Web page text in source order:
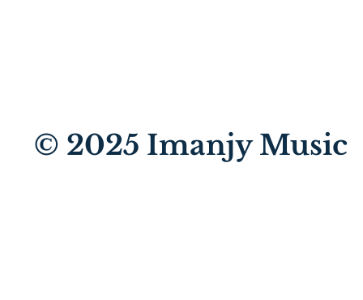
© 2025 Imanjy Music